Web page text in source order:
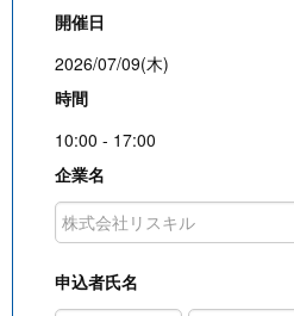
開催日
2026/07/09(木)
時間
10:00 - 17:00
企業名
申込者氏名